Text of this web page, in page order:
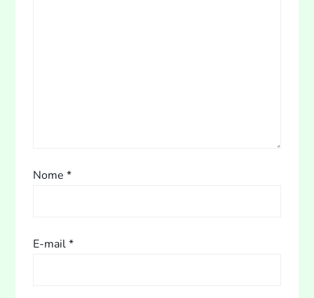
Nome*
E-mail*